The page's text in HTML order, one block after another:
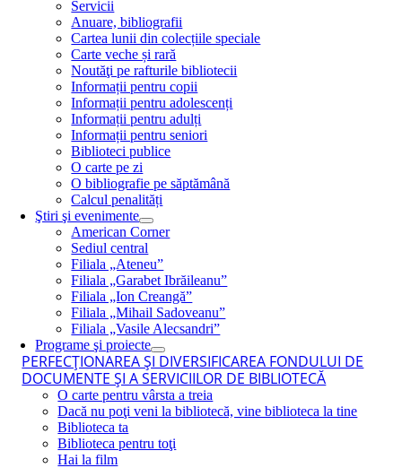
Servicii
Anuare, bibliografii
Cartea lunii din colecțiile speciale
Carte veche și rară
Noutăţi pe rafturile bibliotecii
Informații pentru copii
Informații pentru adolescenți
Informații pentru adulți
Informații pentru seniori
Biblioteci publice
O carte pe zi
O bibliografie pe săptămână
Calcul penalități
Ştiri şi evenimente
American Corner
Sediul central
Filiala „Ateneu”
Filiala „Garabet Ibrăileanu”
Filiala „Ion Creangă”
Filiala „Mihail Sadoveanu”
Filiala „Vasile Alecsandri”
Programe şi proiecte
PERFECŢIONAREA ŞI DIVERSIFICAREA FONDULUI DE
DOCUMENTE ŞI A SERVICIILOR DE BIBLIOTECĂ
O carte pentru vârsta a treia
Dacă nu poţi veni la bibliotecă, vine biblioteca la tine
Biblioteca ta
Biblioteca pentru toţi
Hai la film